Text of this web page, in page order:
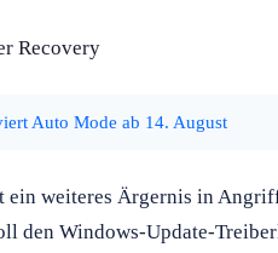
Recovery
Auto Mode ab 14. August
weiteres Ärgernis in
den Windows-Update-